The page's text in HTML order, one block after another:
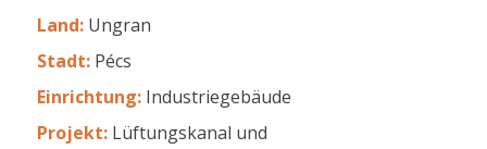
Land: Ungran
Stadt: Pécs
Einrichtung: Industriegebäude
Projekt: Lüftungskanal und